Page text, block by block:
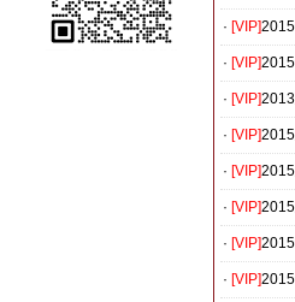
· [VIP]
· [VIP]
· [VIP]
· [VIP]
· [VIP]
· [VIP]
· [VIP]
· [VIP]